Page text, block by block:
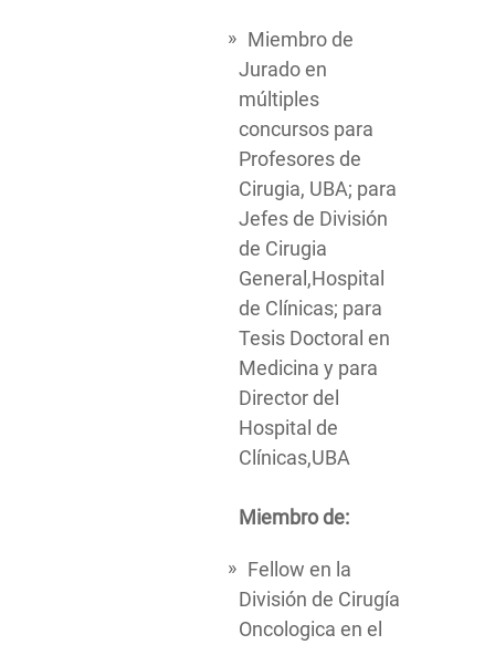
Miembro de
Jurado en
múltiples
concursos para
Profesores de
Cirugia, UBA; para
Jefes de División
de Cirugia
General,Hospital
de Clínicas; para
Tesis Doctoral en
Medicina y para
Director del
Hospital de
Clínicas,UBA
Miembro de:
Fellow en la
División de Cirugía
Oncologica en el